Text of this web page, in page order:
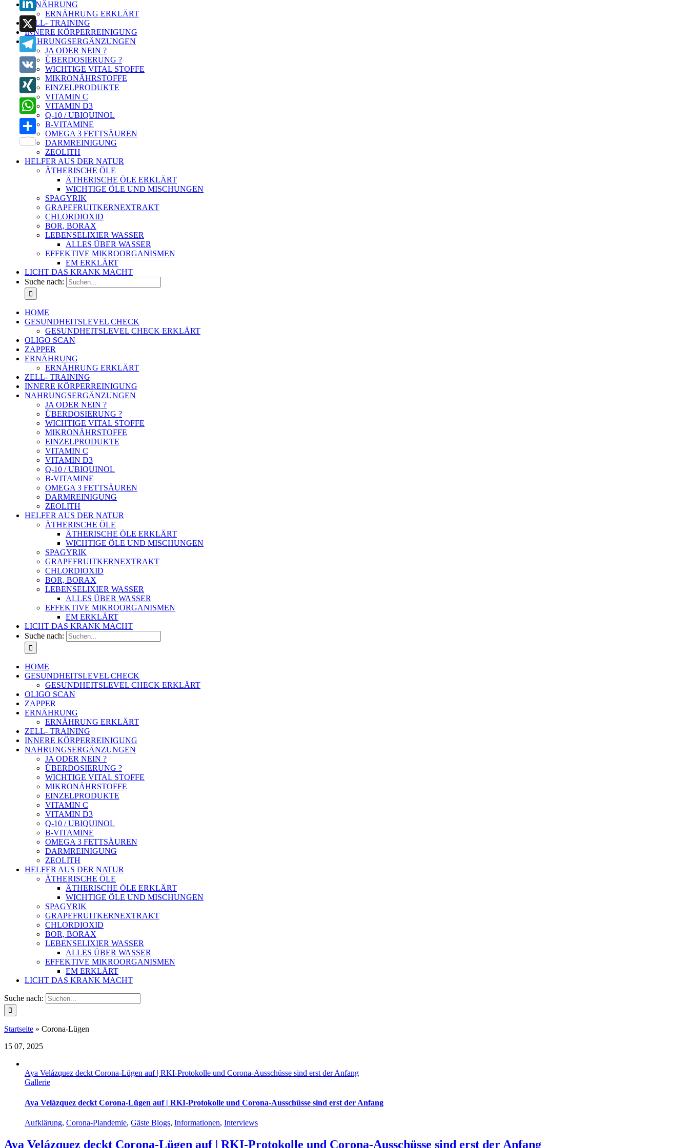
ERNÄHRUNG
ERNÄHRUNG ERKLÄRT
ZELL- TRAINING
INNERE KÖRPERREINIGUNG
NAHRUNGSERGÄNZUNGEN
JA ODER NEIN ?
ÜBERDOSIERUNG ?
WICHTIGE VITAL STOFFE
MIKRONÄHRSTOFFE
EINZELPRODUKTE
VITAMIN C
VITAMIN D3
Q-10 / UBIQUINOL
B-VITAMINE
OMEGA 3 FETTSÄUREN
DARMREINIGUNG
ZEOLITH
HELFER AUS DER NATUR
ÄTHERISCHE ÖLE
ÄTHERISCHE ÖLE ERKLÄRT
WICHTIGE ÖLE UND MISCHUNGEN
SPAGYRIK
GRAPEFRUITKERNEXTRAKT
CHLORDIOXID
BOR, BORAX
LEBENSELIXIER WASSER
ALLES ÜBER WASSER
EFFEKTIVE MIKROORGANISMEN
EM ERKLÄRT
LICHT DAS KRANK MACHT
Suche nach:
HOME
GESUNDHEITSLEVEL CHECK
GESUNDHEITSLEVEL CHECK ERKLÄRT
OLIGO SCAN
ZAPPER
ERNÄHRUNG
ERNÄHRUNG ERKLÄRT
ZELL- TRAINING
INNERE KÖRPERREINIGUNG
NAHRUNGSERGÄNZUNGEN
JA ODER NEIN ?
ÜBERDOSIERUNG ?
WICHTIGE VITAL STOFFE
MIKRONÄHRSTOFFE
EINZELPRODUKTE
VITAMIN C
VITAMIN D3
Q-10 / UBIQUINOL
B-VITAMINE
OMEGA 3 FETTSÄUREN
DARMREINIGUNG
ZEOLITH
HELFER AUS DER NATUR
ÄTHERISCHE ÖLE
ÄTHERISCHE ÖLE ERKLÄRT
WICHTIGE ÖLE UND MISCHUNGEN
SPAGYRIK
GRAPEFRUITKERNEXTRAKT
CHLORDIOXID
BOR, BORAX
LEBENSELIXIER WASSER
ALLES ÜBER WASSER
EFFEKTIVE MIKROORGANISMEN
EM ERKLÄRT
LICHT DAS KRANK MACHT
Suche nach:
HOME
GESUNDHEITSLEVEL CHECK
GESUNDHEITSLEVEL CHECK ERKLÄRT
OLIGO SCAN
ZAPPER
ERNÄHRUNG
ERNÄHRUNG ERKLÄRT
ZELL- TRAINING
INNERE KÖRPERREINIGUNG
NAHRUNGSERGÄNZUNGEN
JA ODER NEIN ?
ÜBERDOSIERUNG ?
WICHTIGE VITAL STOFFE
MIKRONÄHRSTOFFE
EINZELPRODUKTE
VITAMIN C
VITAMIN D3
Q-10 / UBIQUINOL
B-VITAMINE
OMEGA 3 FETTSÄUREN
DARMREINIGUNG
ZEOLITH
HELFER AUS DER NATUR
ÄTHERISCHE ÖLE
ÄTHERISCHE ÖLE ERKLÄRT
WICHTIGE ÖLE UND MISCHUNGEN
SPAGYRIK
GRAPEFRUITKERNEXTRAKT
CHLORDIOXID
BOR, BORAX
LEBENSELIXIER WASSER
ALLES ÜBER WASSER
EFFEKTIVE MIKROORGANISMEN
EM ERKLÄRT
LICHT DAS KRANK MACHT
Suche nach:
Startseite » Corona-Lügen
15 07, 2025
Aya Velázquez deckt Corona-Lügen auf | RKI-Protokolle und Corona-Ausschüsse sind erst der Anfang
Gallerie
Aya Velázquez deckt Corona-Lügen auf | RKI-Protokolle und Corona-Ausschüsse sind erst der Anfang
Aufklärung, Corona-Plandemie, Gäste Blogs, Informationen, Interviews
Aya Velázquez deckt Corona-Lügen auf | RKI-Protokolle und Corona-Ausschüsse sind erst der Anfang
LinkedIn
X
Telegram
VK
XING
WhatsApp
Teilen